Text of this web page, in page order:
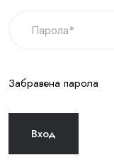
Забравена парола